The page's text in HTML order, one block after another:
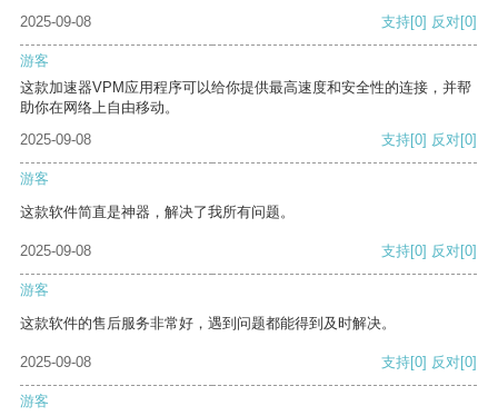
2025-09-08
支持[0] 反对[0]
游客
这款加速器VPM应用程序可以给你提供最高速度和安全性的连接，并帮
助你在网络上自由移动。
2025-09-08
支持[0] 反对[0]
游客
这款软件简直是神器，解决了我所有问题。
2025-09-08 支持[0] 反对[0]
游客
这款软件的售后服务非常好，遇到问题都能得到及时解决。
2025-09-08 支持[0] 反对[0]
游客